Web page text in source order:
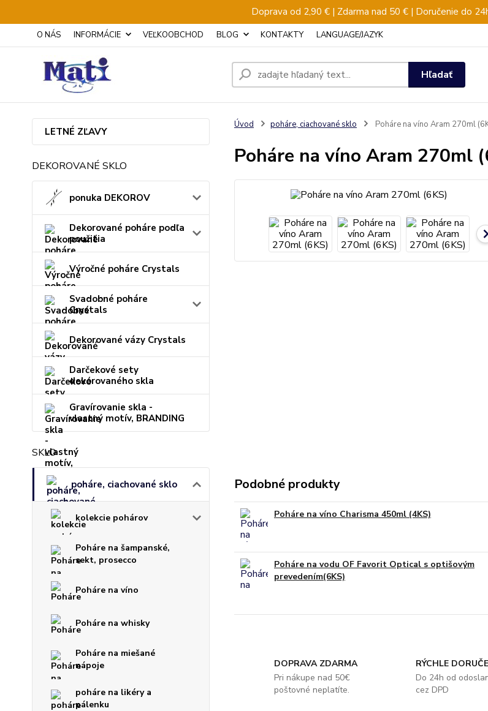
Doprava od 2,90 € | Zdarma nad 50 € | Doručenie do
O NÁS INFORMÁCIE VEĽKOOBCHOD BLOG KONTAKTY LANGUAGE/JAZYK
Hľadať
LETNÉ ZĽAVY
DEKOROVANÉ SKLO
ponuka DEKOROV
Dekorované poháre podľa
použitia
Výročné poháre Crystals
Svadobné poháre
Crystals
Dekorované vázy Crystals
Darčekové sety
dekorovaného skla
Gravírovanie skla -
vlastný motív, BRANDING
SKLO
poháre, ciachované sklo
kolekcie pohárov
Poháre na šampanské,
sekt, prosecco
Poháre na víno
Poháre na whisky
Poháre na miešané
nápoje
poháre na likéry a
pálenku
Úvod poháre, ciachované sklo Poháre na víno Aram 270ml
Poháre na víno Aram 270ml
Podobné produkty
Poháre na víno Charisma 450ml (4KS)
Poháre na vodu OF Favorit Optical s optišovým
prevedením(6KS)
DOPRAVA ZDARMA
Pri nákupe nad 50€
poštovné neplatíte.
RÝCHLE
Do 24h od
cez DPD